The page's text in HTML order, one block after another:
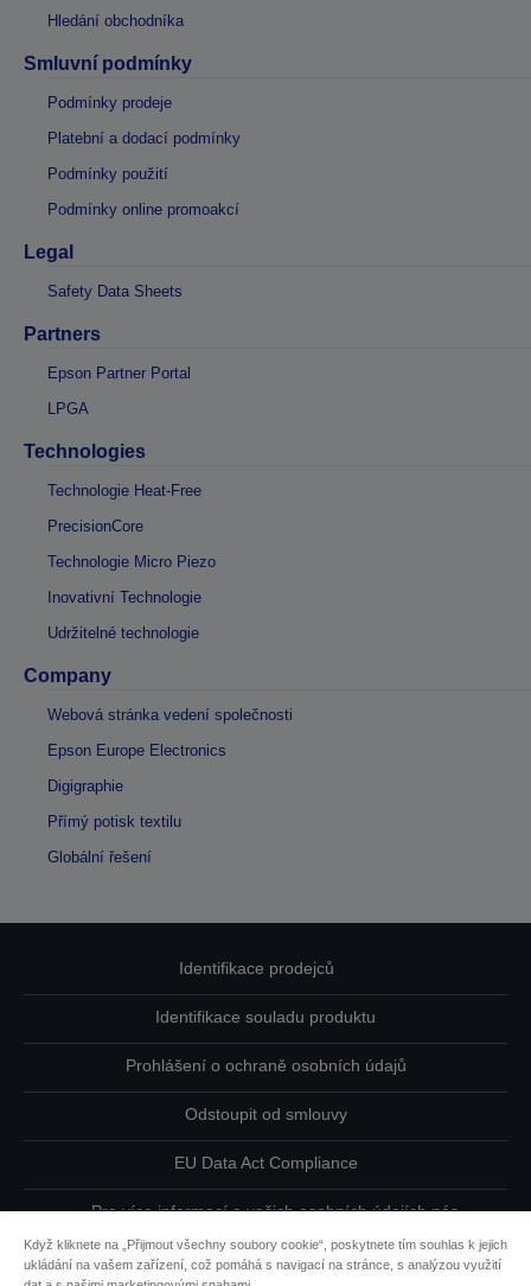
Hledání obchodníka
Smluvní podmínky
Podmínky prodeje
Platební a dodací podmínky
Podmínky použití
Podmínky online promoakcí
Legal
Safety Data Sheets
Partners
Epson Partner Portal
LPGA
Technologies
Technologie Heat-Free
PrecisionCore
Technologie Micro Piezo
Inovativní Technologie
Udržitelné technologie
Company
Webová stránka vedení společnosti
Epson Europe Electronics
Digigraphie
Přímý potisk textilu
Globální řešení
Identifikace prodejců
Identifikace souladu produktu
Prohlášení o ochraně osobních údajů
Odstoupit od smlouvy
EU Data Act Compliance
Pro více informací o vašich osobních údajích nás
Když kliknete na „Přijmout všechny soubory cookie“, poskytnete tím souhlas k jejich
ukládání na vašem zařízení, což pomáhá s navigací na stránce, s analýzou využití